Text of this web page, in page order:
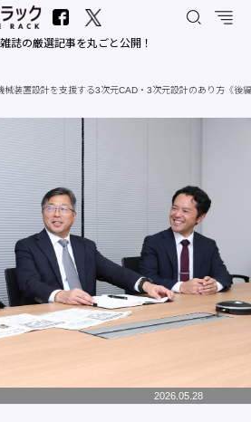
誌の厳選記事を丸ごと公開！
工業新聞社
械装置設計を支援する3次元CAD・3次元設計のあり方《後
2026.05.28